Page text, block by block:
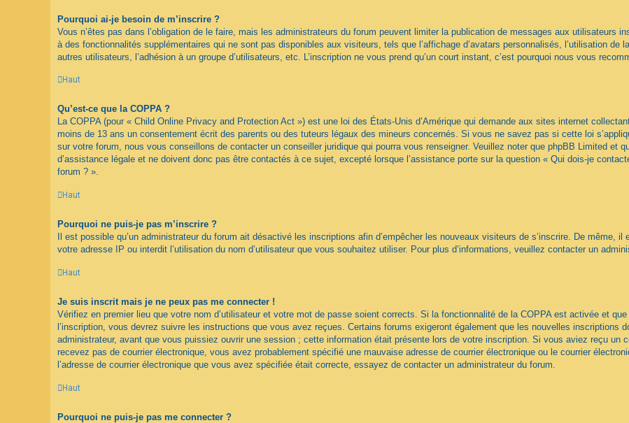
Pourquoi ai-je besoin de m’inscrire ?
Vous n’êtes pas dans l’obligation de le faire, mais les administrateurs du forum peuvent limiter la publication de messages aux utilisateurs
à des fonctionnalités supplémentaires qui ne sont pas disponibles aux visiteurs, tels que l’affichage d’avatars personnalisés, l’utilisation de
autres utilisateurs, l’adhésion à un groupe d’utilisateurs, etc. L’inscription ne vous prend qu’un court instant, c’est pourquoi nous vous
Haut
Qu’est-ce que la COPPA ?
La COPPA (pour « Child Online Privacy and Protection Act ») est une loi des États-Unis d’Amérique qui demande aux sites internet
moins de 13 ans un consentement écrit des parents ou des tuteurs légaux des mineurs concernés. Si vous ne savez pas si cette loi
sur votre forum, nous vous conseillons de contacter un conseiller juridique qui pourra vous renseigner. Veuillez noter que phpBB Limited et
d’assistance légale et ne doivent donc pas être contactés à ce sujet, excepté lorsque l’assistance porte sur la question « Qui dois-je
forum ? ».
Haut
Pourquoi ne puis-je pas m’inscrire ?
Il est possible qu’un administrateur du forum ait désactivé les inscriptions afin d’empêcher les nouveaux visiteurs de s’inscrire. De même,
votre adresse IP ou interdit l’utilisation du nom d’utilisateur que vous souhaitez utiliser. Pour plus d’informations, veuillez contacter un
Haut
Je suis inscrit mais je ne peux pas me connecter !
Vérifiez en premier lieu que votre nom d’utilisateur et votre mot de passe soient corrects. Si la fonctionnalité de la COPPA est activée et
l’inscription, vous devrez suivre les instructions que vous avez reçues. Certains forums exigeront également que les nouvelles inscriptions
administrateur, avant que vous puissiez ouvrir une session ; cette information était présente lors de votre inscription. Si vous aviez reçu un
recevez pas de courrier électronique, vous avez probablement spécifié une mauvaise adresse de courrier électronique ou le courrier
l’adresse de courrier électronique que vous avez spécifiée était correcte, essayez de contacter un administrateur du forum.
Haut
Pourquoi ne puis-je pas me connecter ?